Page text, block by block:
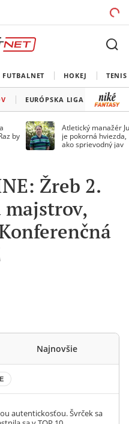
FUTBALNET HOKEJ TENIS
EURÓPSKA LIGA
by
Atletický manažér
je pokorná
ako sprievodný jav
Žreb 2.
majstrov,
Najnovšie
autentickosťou. Švrček sa